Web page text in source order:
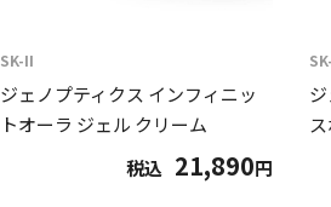
SK-II
ジェノプティクス インフィニッ
トオーラ ジェル クリーム
税込 21,890円